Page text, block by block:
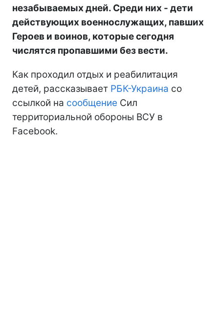
незабываемых дней. Среди них - дети
действующих военнослужащих, павших
Героев и воинов, которые сегодня
числятся пропавшими без вести.
Как проходил отдых и реабилитация
детей, рассказывает РБК-Украина со
ссылкой на сообщение Сил
территориальной обороны ВСУ в
Facebook.